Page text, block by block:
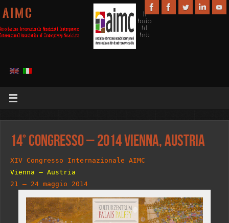
A I M C
14° Congresso – 2014 Vienna, Austria
XIV Congresso Internazionale AIMC
Vienna – Austria
21 – 24 maggio 2014